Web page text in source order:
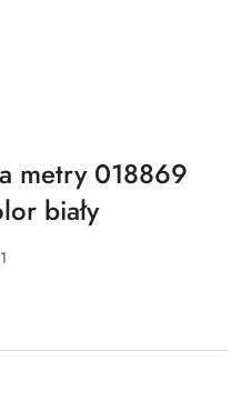
metry 018869
biały